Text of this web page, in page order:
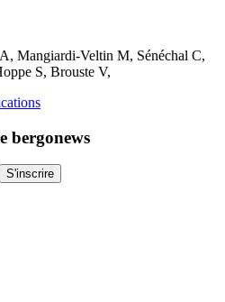
Mangiardi-Veltin M, Sénéchal C,
S, Brouste V,
bergonews
S'inscrire